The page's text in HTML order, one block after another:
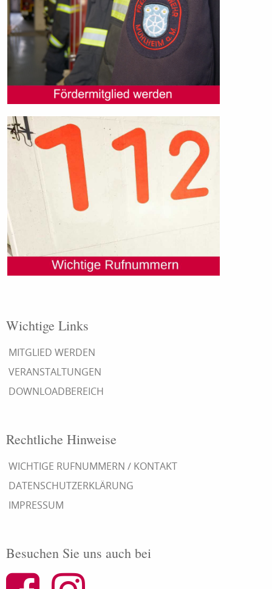
Wichtige Links
MITGLIED WERDEN
VERANSTALTUNGEN
DOWNLOADBEREICH
Rechtliche Hinweise
WICHTIGE RUFNUMMERN / KONTAKT
DATENSCHUTZERKLÄRUNG
IMPRESSUM
Besuchen Sie uns auch bei